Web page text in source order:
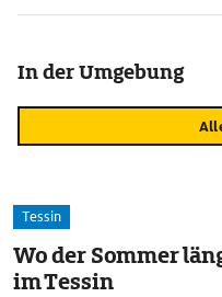
In der Umgebung
Tessin
Wo der Sommer
im Tessin